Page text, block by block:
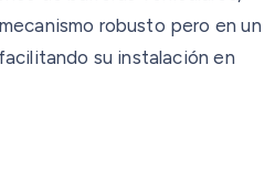
robusto pero en un
su instalación en